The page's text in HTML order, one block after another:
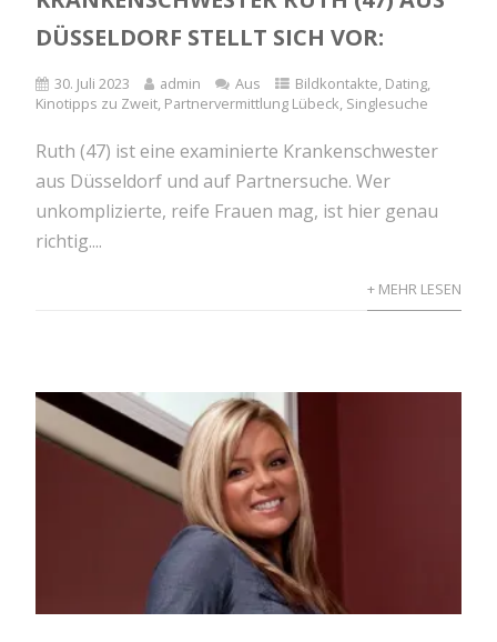
DÜSSELDORF STELLT SICH VOR:
30. Juli 2023 admin Aus Bildkontakte, Dating,
Kinotipps zu Zweit, Partnervermittlung Lübeck, Singlesuche
Ruth (47) ist eine examinierte Krankenschwester
aus Düsseldorf und auf Partnersuche. Wer
unkomplizierte, reife Frauen mag, ist hier genau
richtig....
+ MEHR LESEN